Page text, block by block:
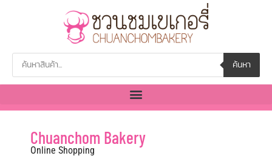
ค้นหา
Chuanchom Bakery
Online Shopping